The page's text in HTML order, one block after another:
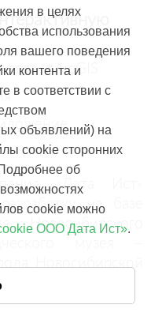
#ArcGIS
«Дата Ист»
на базе
в целях
использования
вашего поведения
контента и
в соответствии с
объявлений) на
cookie сторонних
об
cookie можно
ООО Дата Ист».